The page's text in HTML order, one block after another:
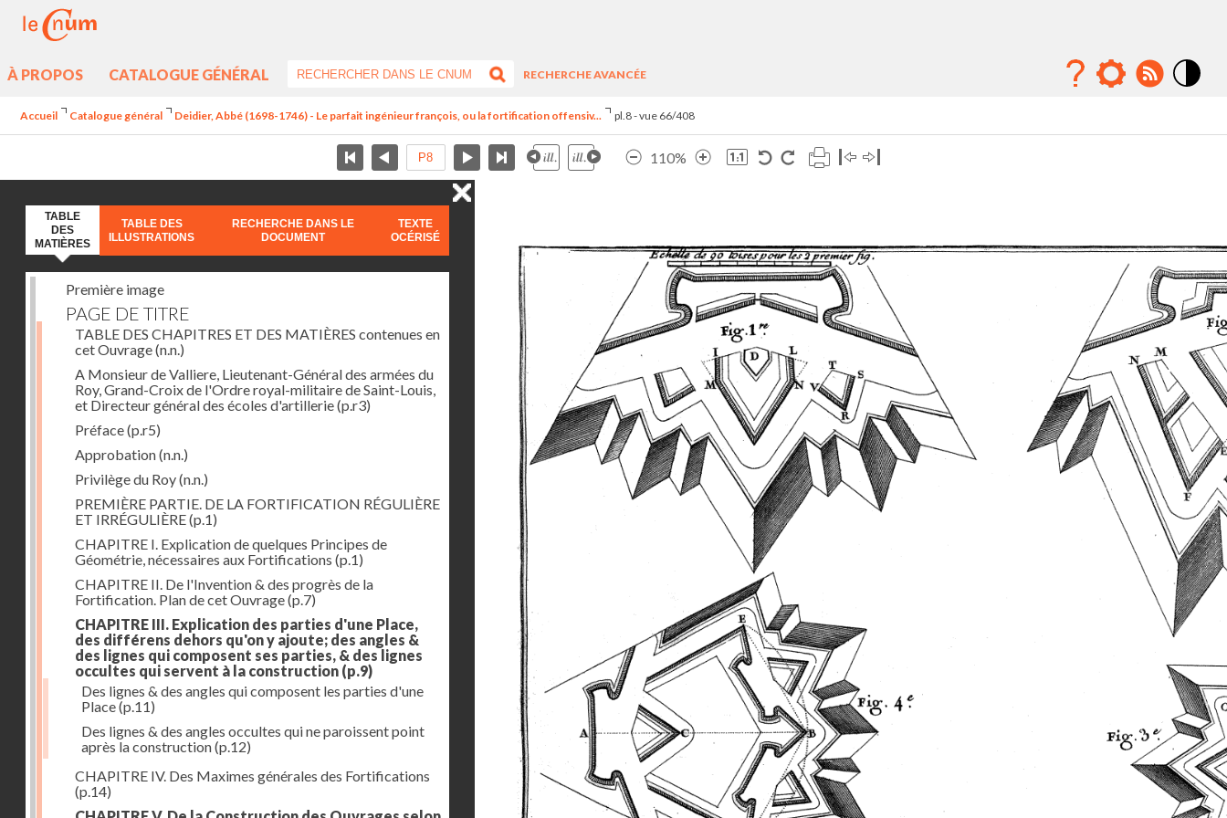
À PROPOS CATALOGUE GÉNÉRAL
RECHERCHE AVANCÉE
Accueil Catalogue général Deidier, Abbé (1698-1746) - Le parfait ingénieur françois, ou la fortification offensiv... pl.8 - vue 66/408
110%
TABLE
DES
MATIÈRES
TABLE DES
ILLUSTRATIONS
RECHERCHE DANS LE
DOCUMENT
TEXTE
OCÉRISÉ
Première image
PAGE DE TITRE
TABLE DES CHAPITRES ET DES MATIÈRES contenues en
cet Ouvrage(n.n.)
A Monsieur de Valliere, Lieutenant-Général des armées du
Roy, Grand-Croix de l'Ordre royal-militaire de Saint-Louis,
et Directeur général des écoles d'artillerie(p.r3)
Préface(p.r5)
Approbation(n.n.)
Privilège du Roy(n.n.)
PREMIÈRE PARTIE. DE LA FORTIFICATION RÉGULIÈRE
ET IRRÉGULIÈRE(p.1)
CHAPITRE I. Explication de quelques Principes de
Géométrie, nécessaires aux Fortifications (p.1)
CHAPITRE II. De l'Invention & des progrès de la
Fortification. Plan de cet Ouvrage(p.7)
CHAPITRE III. Explication des parties d'une Place,
des différens dehors qu'on y ajoute; des angles &
des lignes qui composent ses parties, & des lignes
occultes qui servent à la construction (p.9)
Des lignes & des angles qui composent les parties d'une
Place(p.11)
Des lignes & des angles occultes qui ne paroissent point
après la construction(p.12)
CHAPITRE IV. Des Maximes générales des Fortifications
(p.14)